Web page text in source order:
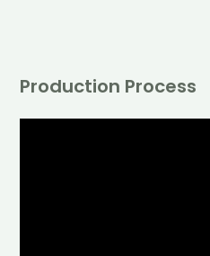
Production Process